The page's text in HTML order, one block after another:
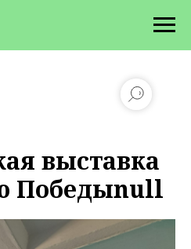
выставка
Победыnull